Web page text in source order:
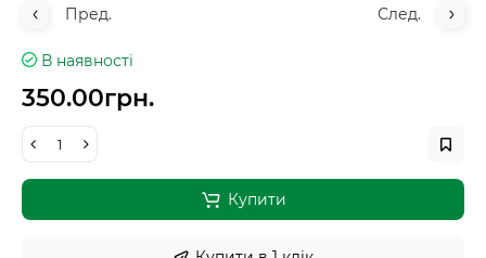
Пред. След.
В наявності
350.00грн.
Купити